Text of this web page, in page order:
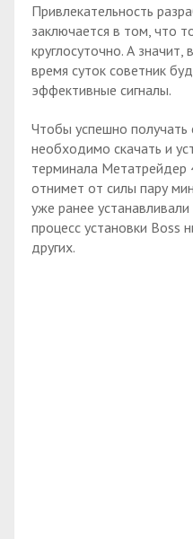
Привлекательность
заключается в том, что
круглосуточно. А
время суток советник
эффективные сигналы.
Чтобы успешно получать
необходимо скачать и
терминала Метатрейдер
отнимет от силы пару
уже ранее
процесс установки Boss
других.